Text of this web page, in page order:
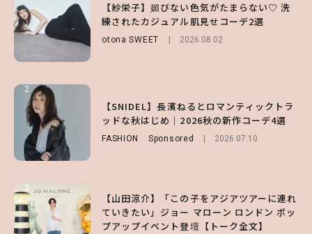
【紗栄子】媚びない色気がたまらない♡ 洗
練されたカジュアル肌見せコーデ2選
otona SWEET 2026.08.02
2
【SNIDEL】長濱ねるとロマンティックトラ
ッドな秋はじめ｜2026秋の新作コーデ4選
FASHION Sponsored 2026.07.10
3
【山田涼介】「この子をアジアツアーに連れ
ていきたい」ジョー マローン ロンドン ポッ
プアップイベント登壇【トーク全文】
第1弾の気になるメニュー＆限定グッズを総
チェック！
2026.07.31
2
【大原優乃】夏メイクはプレイフルに！ドキ
ッとしちゃう色っぽ“うるみ目”のつくり方
BEAUTY 2026.08.01
3
【森香澄】理想のスタイルはどう作る？体型
キープの秘訣や夏の過ごし方など独占インタ
ビュー！
【SNIDEL】長濱ねるとロマンティックトラ
ッドな秋はじめ｜2026秋の新作コーデ4選
FASHION Sponsored 2026.07.10
2
【付録】総柄ハローキティが可愛すぎ♡ 紀
ノ国屋コラボの“優秀保冷バッグ”は夏の強
い味方！【オトナミューズ9月号増刊】
3
【谷まりあ】夏は“シアースカート”でさり
げなく肌見せ！透け感のニュアンスを楽しめ
るマストハブアイテム4選